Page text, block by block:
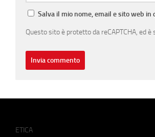
Salva il mio nome, email e sito web
Questo sito è protetto da reCAPTCHA, ed è
ETICA